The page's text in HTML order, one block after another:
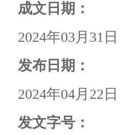
成文日期：
2024年03月31日
发布日期：
2024年04月22日
发文字号：